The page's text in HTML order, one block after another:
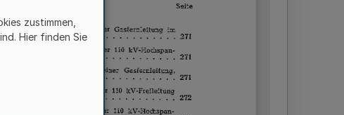
zustimmen,
Hier finden Sie